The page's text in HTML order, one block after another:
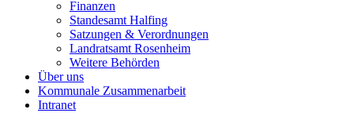
Finanzen
Standesamt Halfing
Satzungen & Verordnungen
Landratsamt Rosenheim
Weitere Behörden
Über uns
Kommunale Zusammenarbeit
Intranet